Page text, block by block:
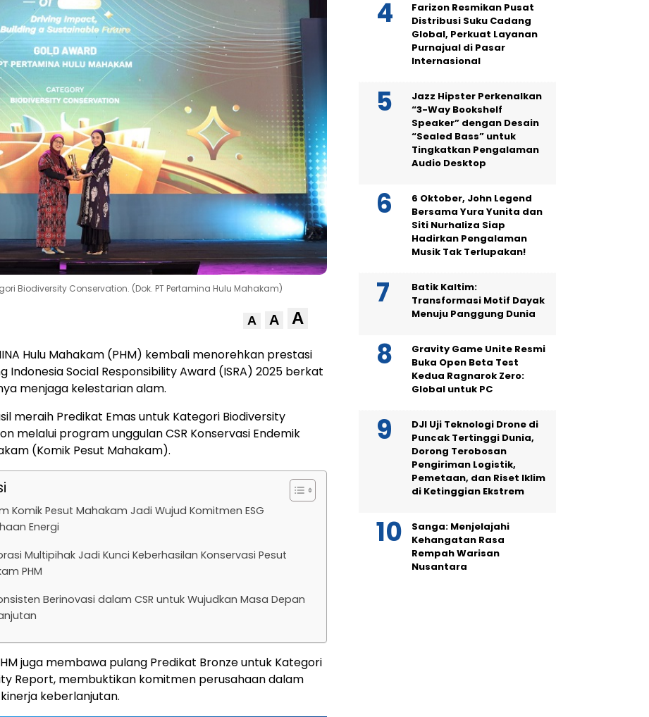
Biodiversity Conservation. (Dok. PT Pertamina Hulu Mahakam)
A A A
Hulu Mahakam (PHM) kembali menorehkan prestasi
Indonesia Social Responsibility Award (ISRA) 2025 berkat
menjaga kelestarian alam.
meraih Predikat Emas untuk Kategori Biodiversity
melalui program unggulan CSR Konservasi Endemik
(Komik Pesut Mahakam).
Komik Pesut Mahakam Jadi Wujud Komitmen ESG
Energi
Multipihak Jadi Kunci Keberhasilan Konservasi Pesut
PHM
Berinovasi dalam CSR untuk Wujudkan Masa Depan
juga membawa pulang Predikat Bronze untuk Kategori
Report, membuktikan komitmen perusahaan dalam
keberlanjutan.
Farizon Resmikan Pusat
Distribusi Suku Cadang
Global, Perkuat Layanan
Purnajual di Pasar
Internasional
Jazz Hipster Perkenalkan
“3-Way Bookshelf
Speaker” dengan Desain
“Sealed Bass” untuk
Tingkatkan Pengalaman
Audio Desktop
6 Oktober, John Legend
Bersama Yura Yunita dan
Siti Nurhaliza Siap
Hadirkan Pengalaman
Musik Tak Terlupakan!
Batik Kaltim:
Transformasi Motif Dayak
Menuju Panggung Dunia
Gravity Game Unite Resmi
Buka Open Beta Test
Kedua Ragnarok Zero:
Global untuk PC
DJI Uji Teknologi Drone di
Puncak Tertinggi Dunia,
Dorong Terobosan
Pengiriman Logistik,
Pemetaan, dan Riset Iklim
di Ketinggian Ekstrem
Sanga: Menjelajahi
Kehangatan Rasa
Rempah Warisan
Nusantara